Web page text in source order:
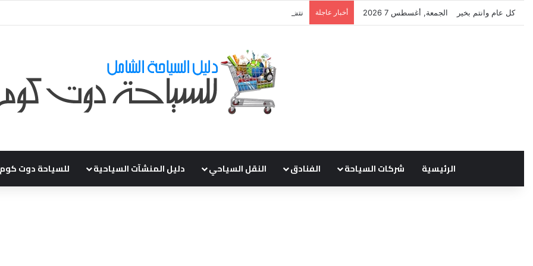
كل عام وانتم بخير الجمعة, أغسطس 7 2026 أخبار عاجلة نتشرف بتلقي طلباتكم و استفسارتكم ... لو عندك سؤال او استفسار ماتدرددش فى طلب
الرئيسية شركات السياحة الفنادق النقل السياحي دليل المنشآت السياحية للسياحة دوت كوم